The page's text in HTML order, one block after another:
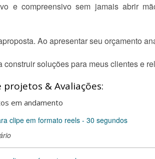
e compreensivo sem jamais abrir
Ao apresentar seu orçamento
construir soluções para meus clientes e
& Avaliações:
em andamento
clipe em formato reels - 30 segundos